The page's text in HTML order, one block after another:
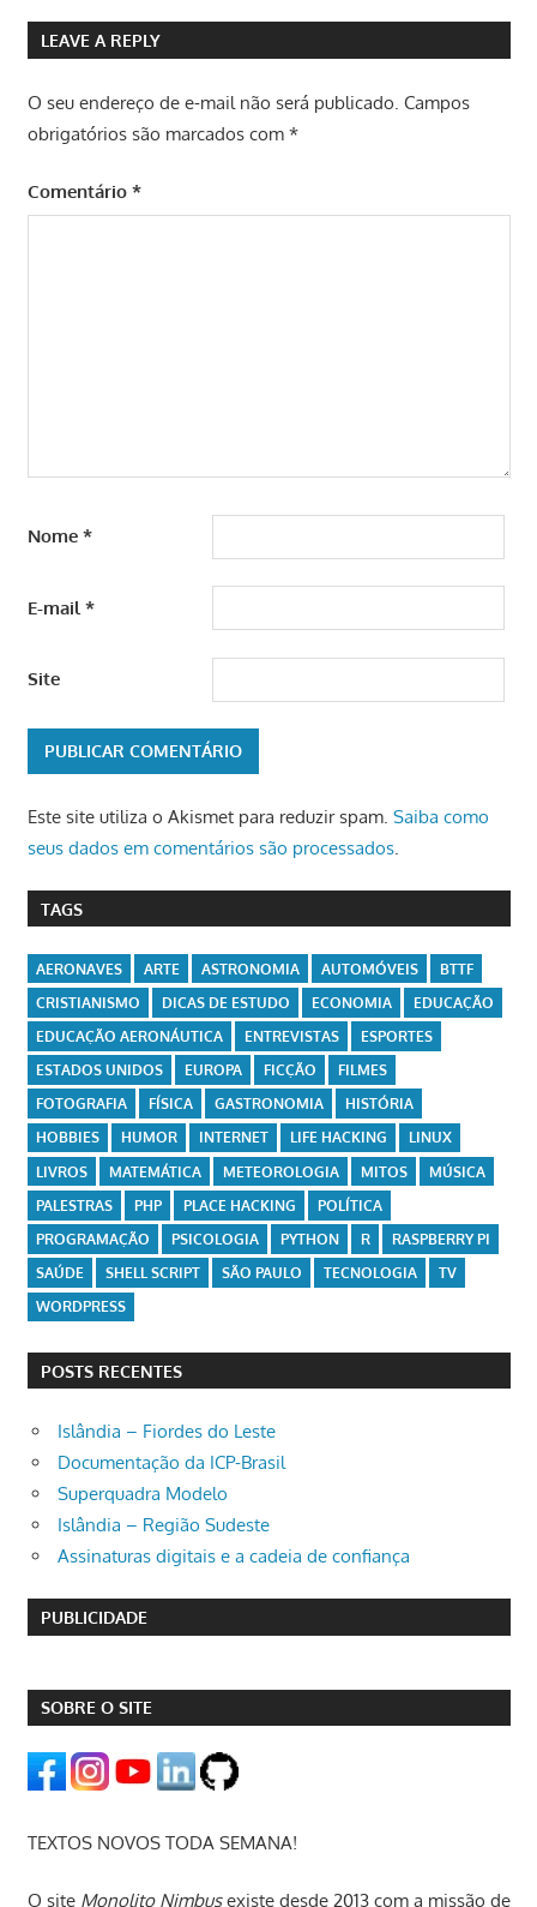
LEAVE A REPLY
O seu endereço de e-mail não será publicado. Campos
obrigatórios são marcados com *
Comentário *
Nome *
E-mail *
Site
Este site utiliza o Akismet para reduzir spam. Saiba como
seus dados em comentários são processados.
TAGS
AERONAVES ARTE ASTRONOMIA AUTOMÓVEIS
BTTF
CRISTIANISMO
DICAS DE ESTUDO ECONOMIA
EDUCAÇÃO
EDUCAÇÃO AERONÁUTICA
ENTREVISTAS
ESPORTES
ESTADOS UNIDOS
EUROPA FICÇÃO
FILMES
FOTOGRAFIA
FÍSICA GASTRONOMIA
HISTÓRIA
HOBBIES
HUMOR INTERNET LIFE HACKING
LINUX
LIVROS
MATEMÁTICA METEOROLOGIA MITOS
MÚSICA
PALESTRAS
PHP PLACE HACKING
POLÍTICA
PROGRAMAÇÃO
PSICOLOGIA PYTHON R
RASPBERRY PI
SAÚDE
SHELL SCRIPT SÃO PAULO TECNOLOGIA
TV
WORDPRESS
POSTS RECENTES
Islândia – Fiordes do Leste
Documentação da ICP-Brasil
Superquadra Modelo
Islândia – Região Sudeste
Assinaturas digitais e a cadeia de confiança
PUBLICIDADE
SOBRE O SITE
TEXTOS NOVOS TODA SEMANA!
O site Monolito Nimbusexiste desde 2013 com a missão de